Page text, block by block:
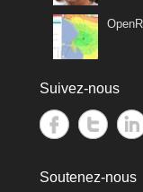
Suivez-nous
Soutenez-nous